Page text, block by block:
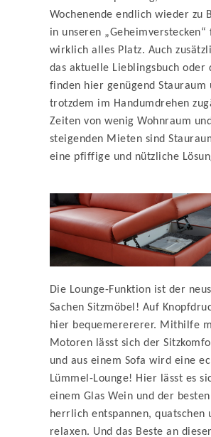
Wochenende endlich wieder zu
in unseren „Geheimverstecken“
wirklich alles Platz. Auch
das aktuelle Lieblingsbuch oder
finden hier genügend Stauraum
trotzdem im Handumdrehen
Zeiten von wenig Wohnraum
steigenden Mieten sind
eine pfiffige und nützliche
Die Lounge-Funktion ist der
Sachen Sitzmöbel! Auf
hier bequemerererer. Mithilfe
Motoren lässt sich der
und aus einem Sofa wird eine
Lümmel-Lounge! Hier lässt es
einem Glas Wein und der
herrlich entspannen, quatschen
relaxen. Und das Beste an